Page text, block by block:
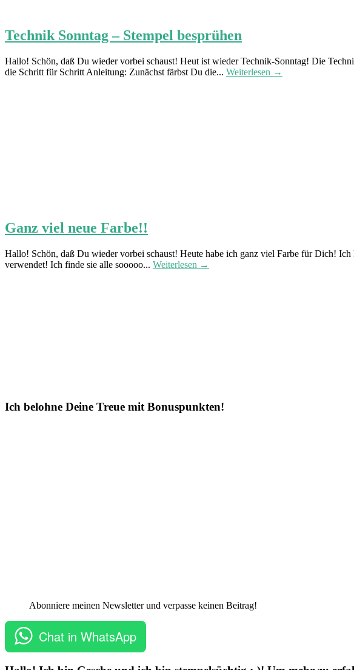
Technik Sonntag – Stempel besprühen
Hallo! Schön, daß Du wieder vorbei schaust! Heut ist wieder Technik-Sonntag! Die
die Schritt für Schritt Anleitung: Zunächst färbst Du die... Weiterlesen →
Ganz viel neue Farbe!!
Hallo! Schön, daß Du wieder vorbei schaust! Heute habe ich ganz viel Farbe für Dich!
verwendet! Ich finde sie alle sooooo... Weiterlesen →
Ich belohne Deine Treue mit Bonuspunkten!
Abonniere meinen Newsletter und verpasse keinen Beitrag!
Chat in WhatsApp